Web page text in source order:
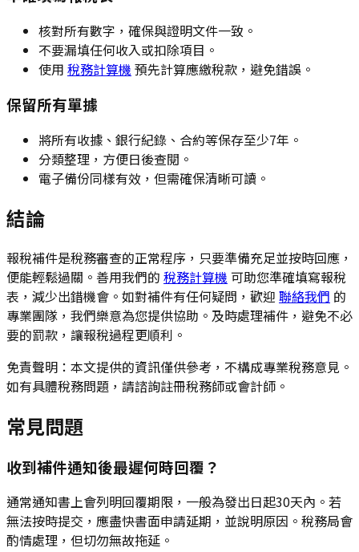
核對所有數字，確保與證明文件一致。
不要漏填任何收入或扣除項目。
使用 稅務計算機 預先計算應繳稅款，避免錯誤。
保留所有單據
將所有收據、銀行紀錄、合約等保存至少7年。
分類整理，方便日後查閱。
電子備份同樣有效，但需確保清晰可讀。
結論
報稅補件是稅務審查的正常程序，只要準備充足並按時回應，
便能輕鬆過關。善用我們的 稅務計算機 可助您準確填寫報稅
表，減少出錯機會。如對補件有任何疑問，歡迎 聯絡我們 的
專業團隊，我們樂意為您提供協助。及時處理補件，避免不必
要的罰款，讓報稅過程更順利。
免責聲明：本文提供的資訊僅供參考，不構成專業稅務意見。
如有具體稅務問題，請諮詢註冊稅務師或會計師。
常見問題
收到補件通知後最遲何時回覆？
通常通知書上會列明回覆期限，一般為發出日起30天內。若
無法按時提交，應盡快書面申請延期，並說明原因。稅務局會
酌情處理，但切勿無故拖延。